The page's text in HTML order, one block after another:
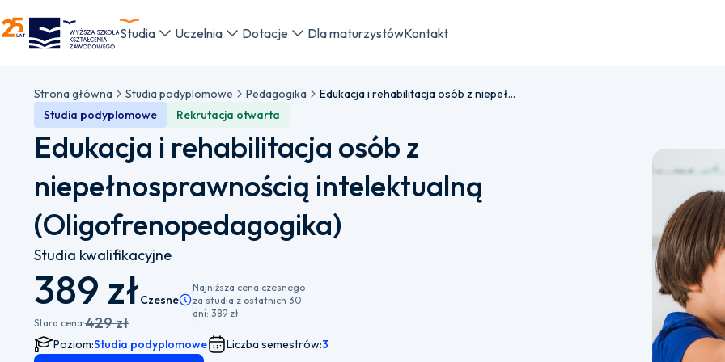
WSKZ - strona główna
Studia Uczelnia Dotacje Dla maturzystówKontakt
Strona główna Studia podyplomowe Pedagogika
Edukacja i rehabilitacja osób z niepełnosprawnością intelektualną (Oligofrenopedagogika)
Studia podyplomowe
Rekrutacja otwarta
Edukacja i rehabilitacja osób z
niepełnosprawnością intelektualną
(Oligofrenopedagogika)
Studia kwalifikacyjne
389 złCzesnePamiętaj, że istnieje możliwość wyboru płatności semestralnej bądź jednorazowej.
Stara cena:429 zł
Najniższa cena czesnego
za studia z ostatnich 30
dni: 389 zł
Poziom:Studia podyplomowe Liczba semestrów:3